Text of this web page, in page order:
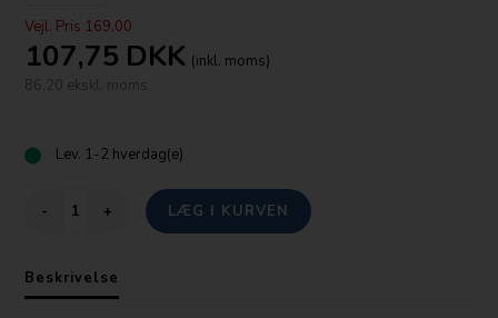
Vejl. Pris 169,00
107,75 DKK (inkl. moms)
86,20 ekskl. moms
Lev. 1-2 hverdag(e)
- +
Beskrivelse